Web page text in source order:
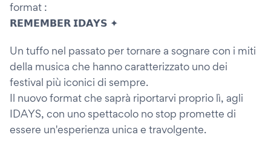
format :
𝗥𝗘𝗠𝗘𝗠𝗕𝗘𝗥 𝗜𝗗𝗔𝗬𝗦 ✦
Un tuffo nel passato per tornare a sognare con i miti
della musica che hanno caratterizzato uno dei
festival più iconici di sempre.
Il nuovo format che saprà riportarvi proprio lì, agli
IDAYS, con uno spettacolo no stop promette di
essere un'esperienza unica e travolgente.